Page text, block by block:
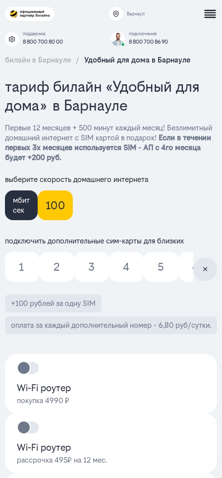
Барнаул
поддержка
8 800 700 80 00
подключение
8 800 700 86 90
билайн в Барнауле / Удобный для дома в Барнауле
тариф билайн «Удобный для
дома» в Барнауле
Первые 12 месяцев + 500 минут каждый месяц! Безлимитный
домашний интернет с SIM картой в подарок! Если в течении
первых 3х месяцев используется SIM - АП с 4го месяца
будет +200 руб.
выберите скорость домашнего интернета
мбит
сек
100
подключить дополнительные сим-карты для близких
1 2 3 4 5 6
+100 рублей за одну SIM
оплата за каждый дополнительный номер - 6,80 руб/сутки.
Wi-Fi роутер
покупка 4990 ₽
Wi-Fi роутер
рассрочка 495₽ на 12 мес.